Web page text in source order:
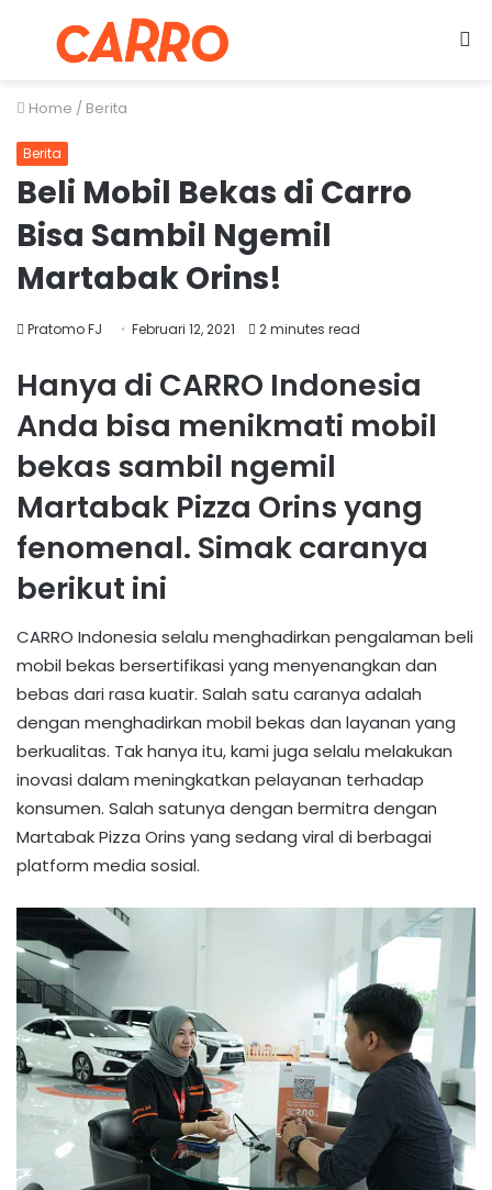
Menu
Home / Berita
Berita
Beli Mobil Bekas di Carro
Bisa Sambil Ngemil
Martabak Orins!
Pratomo FJ Februari 12, 2021 2 minutes read
Hanya di CARRO Indonesia
Anda bisa menikmati mobil
bekas sambil ngemil
Martabak Pizza Orins yang
fenomenal. Simak caranya
berikut ini
CARRO Indonesia selalu menghadirkan pengalaman beli
mobil bekas bersertifikasi yang menyenangkan dan
bebas dari rasa kuatir. Salah satu caranya adalah
dengan menghadirkan mobil bekas dan layanan yang
berkualitas. Tak hanya itu, kami juga selalu melakukan
inovasi dalam meningkatkan pelayanan terhadap
konsumen. Salah satunya dengan bermitra dengan
Martabak Pizza Orins yang sedang viral di berbagai
platform media sosial.